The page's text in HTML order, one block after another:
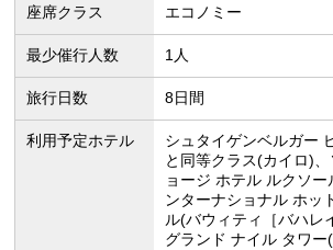
座席クラス エコノミー
最少催行人数 1人
旅行日数 8日間
利用予定ホテル
シュタイゲンベルガー
と同等クラス(カイロ)
ョージ ホテル ルクソ
ンターナショナル ホッ
ル(バウィティ［バハレ
グランド ナイル タワー